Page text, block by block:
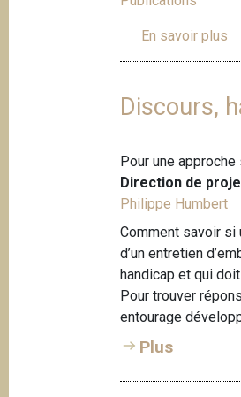
En savoir plus
u
S
i
o
n
M
o
r
e
h
Discours,
Pour une
Direction de
Philippe Humbert
Comment savoir si
d’un entretien
handicap et qui
Pour trouver
entourage
Plus